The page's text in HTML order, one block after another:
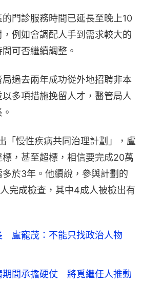
門診服務時間已延長至晚上10
例如會調配人手到需求較大的
可否繼續調整。
過去兩年成功從外地招聘非本
多項措施挽留人才，醫管局人
「慢性疾病共同治理計劃」，盧
，甚至超標，相信要完成20萬
於3年。他續說，參與計劃的
完成檢查，其中4成人被檢出有
盧寵茂：不能只找政治人物
期間承擔硬仗 將覓繼任人推動